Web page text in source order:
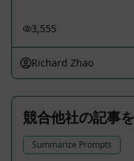
3,555
Richard Zhao
競合他社の記事
Summarize Prompts